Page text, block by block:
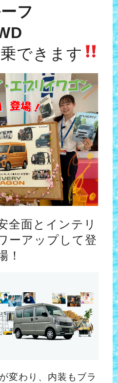
フ
できます
全面とインテリ
ーアップして登
！
変わり、内装もブラ